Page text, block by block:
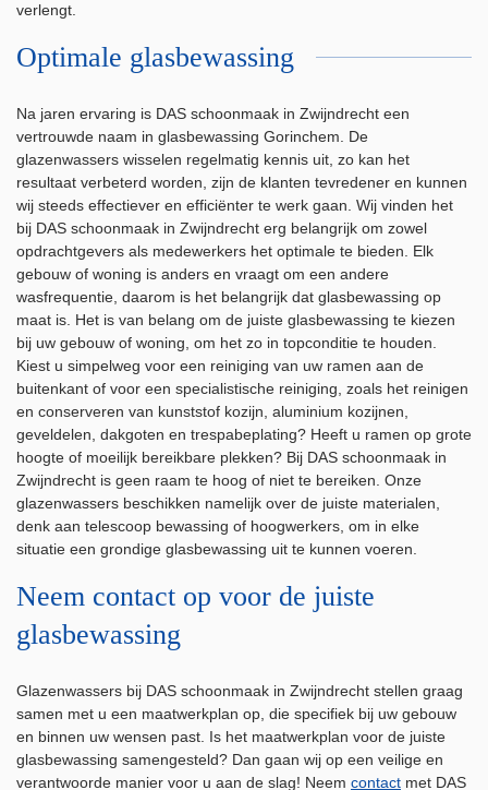
verlengt.
Optimale glasbewassing
Na jaren ervaring is DAS schoonmaak in Zwijndrecht een
vertrouwde naam in glasbewassing Gorinchem. De
glazenwassers wisselen regelmatig kennis uit, zo kan het
resultaat verbeterd worden, zijn de klanten tevredener en kunnen
wij steeds effectiever en efficiënter te werk gaan. Wij vinden het
bij DAS schoonmaak in Zwijndrecht erg belangrijk om zowel
opdrachtgevers als medewerkers het optimale te bieden. Elk
gebouw of woning is anders en vraagt om een andere
wasfrequentie, daarom is het belangrijk dat glasbewassing op
maat is. Het is van belang om de juiste glasbewassing te kiezen
bij uw gebouw of woning, om het zo in topconditie te houden.
Kiest u simpelweg voor een reiniging van uw ramen aan de
buitenkant of voor een specialistische reiniging, zoals het reinigen
en conserveren van kunststof kozijn, aluminium kozijnen,
geveldelen, dakgoten en trespabeplating? Heeft u ramen op grote
hoogte of moeilijk bereikbare plekken? Bij DAS schoonmaak in
Zwijndrecht is geen raam te hoog of niet te bereiken. Onze
glazenwassers beschikken namelijk over de juiste materialen,
denk aan telescoop bewassing of hoogwerkers, om in elke
situatie een grondige glasbewassing uit te kunnen voeren.
Neem contact op voor de juiste
glasbewassing
Glazenwassers bij DAS schoonmaak in Zwijndrecht stellen graag
samen met u een maatwerkplan op, die specifiek bij uw gebouw
en binnen uw wensen past. Is het maatwerkplan voor de juiste
glasbewassing samengesteld? Dan gaan wij op een veilige en
verantwoorde manier voor u aan de slag! Neem contact met DAS